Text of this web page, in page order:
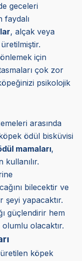
geceleri
faydalı
, alçak veya
için
çok zor
psikolojik
arasında
ödül bisküvisi
mamaları,
kullanılır.
bilecektir ve
şeyi yapacaktır.
güçlendirir hem
olacaktır.
köpek